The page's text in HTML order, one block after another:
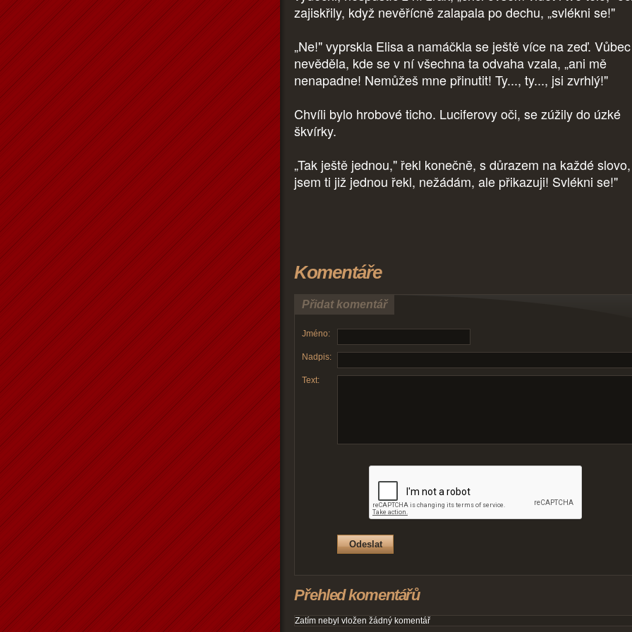
zajiskřily, když nevěřícně zalapala po dechu, „svlékni se!"
„Ne!" vyprskla Elisa a namáčkla se ještě více na zeď. Vůbec
nevěděla, kde se v ní všechna ta odvaha vzala, „ani mě
nenapadne! Nemůžeš mne přinutit! Ty..., ty..., jsi zvrhlý!"
Chvíli bylo hrobové ticho. Luciferovy oči, se zúžily do úzké
škvírky.
„Tak ještě jednou," řekl konečně, s důrazem na každé slovo,
jsem ti již jednou řekl, nežádám, ale přikazuji! Svlékni se!"
Komentáře
Přidat komentář
Jméno:
Nadpis:
Text:
Přehled komentářů
Zatím nebyl vložen žádný komentář